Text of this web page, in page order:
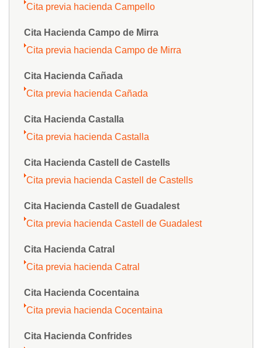
Cita previa hacienda Campello
Cita Hacienda Campo de Mirra
Cita previa hacienda Campo de Mirra
Cita Hacienda Cañada
Cita previa hacienda Cañada
Cita Hacienda Castalla
Cita previa hacienda Castalla
Cita Hacienda Castell de Castells
Cita previa hacienda Castell de Castells
Cita Hacienda Castell de Guadalest
Cita previa hacienda Castell de Guadalest
Cita Hacienda Catral
Cita previa hacienda Catral
Cita Hacienda Cocentaina
Cita previa hacienda Cocentaina
Cita Hacienda Confrides